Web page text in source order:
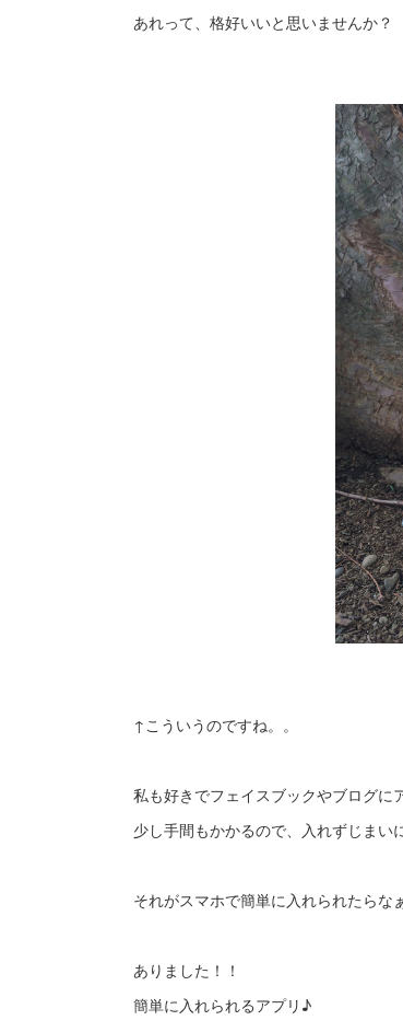
あれって、格好いいと思いませんか？
↑こういうのですね。。
私も好きでフェイスブックやブログに
少し手間もかかるので、入れずじまい
それがスマホで簡単に入れられたらな
ありました！！
簡単に入れられるアプリ♪